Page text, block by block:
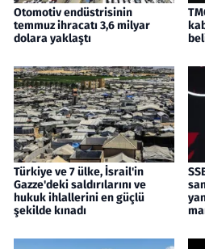
Otomotiv endüstrisinin
temmuz ihracatı 3,6 milyar
dolara yaklaştı
Türkiye ve 7 ülke, İsrail'in
Gazze'deki saldırılarını ve
hukuk ihlallerini en güçlü
şekilde kınadı